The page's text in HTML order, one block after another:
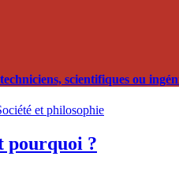
scientifiques ou
et philosophie
pourquoi ?